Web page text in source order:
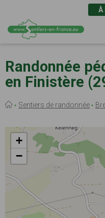
au
contenu
principal
À
Randonnée
en Finistère
Fil
Sentiers de randonnée
+
−